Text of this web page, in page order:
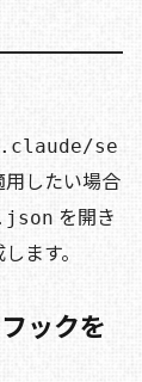
se
したい場合
を開き
ます。
ックを